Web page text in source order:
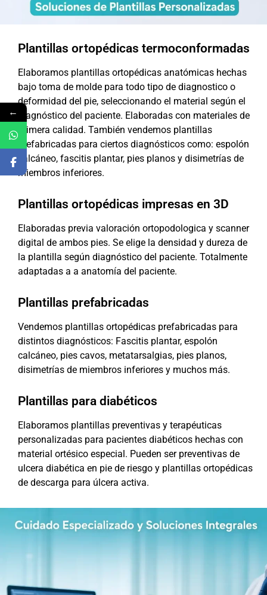
Plantillas ortopédicas termoconformadas
Elaboramos plantillas ortopédicas anatómicas hechas
bajo toma de molde para todo tipo de diagnostico o
deformidad del pie, seleccionando el material según el
diagnóstico del paciente. Elaboradas con materiales de
primera calidad. También vendemos plantillas
prefabricadas para ciertos diagnósticos como: espolón
calcáneo, fascitis plantar, pies planos y disimetrías de
miembros inferiores.
Plantillas ortopédicas impresas en 3D
Elaboradas previa valoración ortopodologica y scanner
digital de ambos pies. Se elige la densidad y dureza de
la plantilla según diagnóstico del paciente. Totalmente
adaptadas a a anatomía del paciente.
Plantillas prefabricadas
Vendemos plantillas ortopédicas prefabricadas para
distintos diagnósticos: Fascitis plantar, espolón
calcáneo, pies cavos, metatarsalgias, pies planos,
disimetrías de miembros inferiores y muchos más.
Plantillas para diabéticos
Elaboramos plantillas preventivas y terapéuticas
personalizadas para pacientes diabéticos hechas con
material ortésico especial. Pueden ser preventivas de
ulcera diabética en pie de riesgo y plantillas ortopédicas
de descarga para úlcera activa.
←